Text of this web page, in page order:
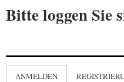
Bitte loggen Sie
ANMELDEN